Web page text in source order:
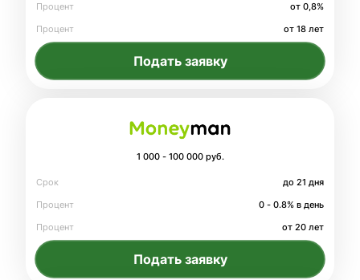
Процент
от 0,8%
Процент
от 18 лет
Подать заявку
1 000 - 100 000 руб.
Срок
до 21 дня
Процент
0 - 0.8% в день
Процент
от 20 лет
Подать заявку